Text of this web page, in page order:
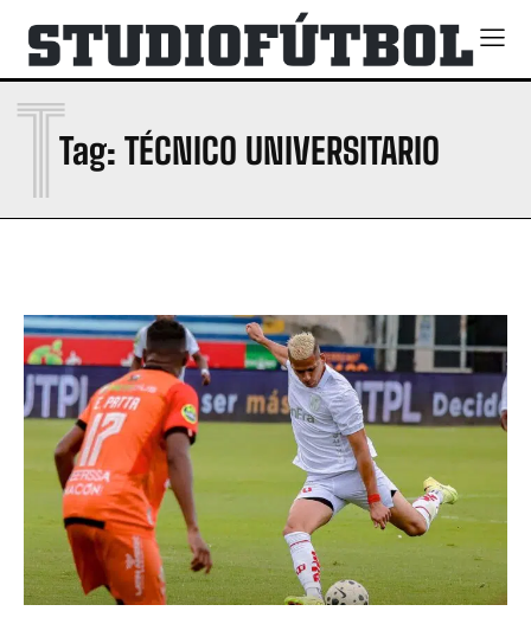
Tag: TÉCNICO UNIVERSITARIO
T